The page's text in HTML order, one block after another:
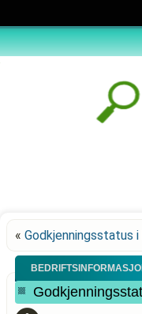
« Godkjenningsstatus